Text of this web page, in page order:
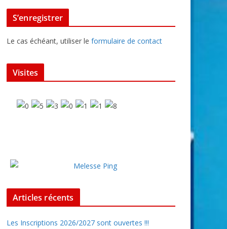
S’enregistrer
Le cas échéant, utiliser le formulaire de contact
Visites
Articles récents
Les Inscriptions 2026/2027 sont ouvertes !!!